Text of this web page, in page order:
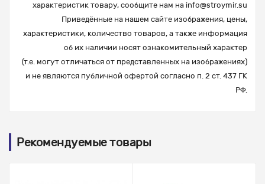
характеристик товару, сообщите нам на info@stroymir.su
Приведённые на нашем сайте изображения, цены,
характеристики, количество товаров, а также информация
об их наличии носят ознакомительный характер
(т.е. могут отличаться от представленных на изображениях)
и не являются публичной офертой согласно п. 2 ст. 437 ГК
РФ.
Рекомендуемые товары